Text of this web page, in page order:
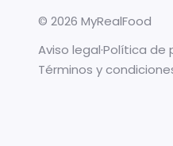
© 2026 MyRealFood
Aviso legal·Política de
Términos y